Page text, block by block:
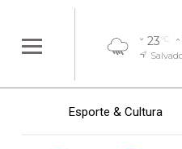
23°C
Esporte & Cultura